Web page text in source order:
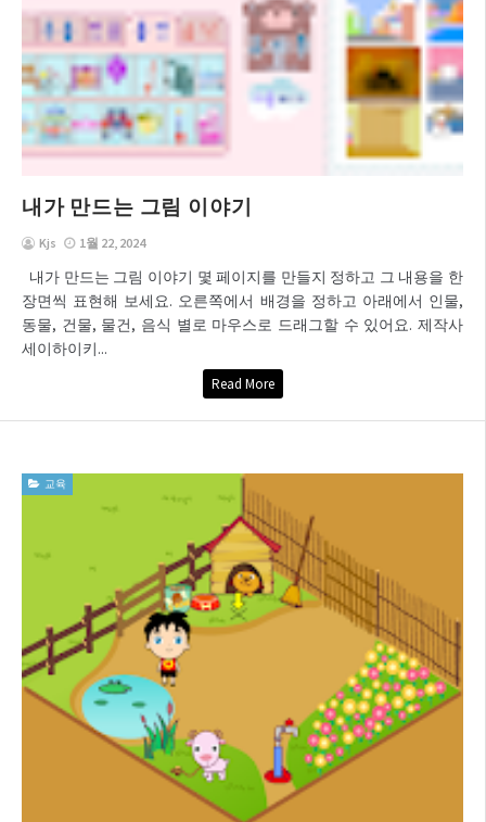
내가 만드는 그림 이야기
Kjs 1월 22, 2024
내가 만드는 그림 이야기 몇 페이지를 만들지 정하고 그 내용을 한
장면씩 표현해 보세요. 오른쪽에서 배경을 정하고 아래에서 인물,
동물, 건물, 물건, 음식 별로 마우스로 드래그할 수 있어요. 제작사
세이하이키...
Read More
교육